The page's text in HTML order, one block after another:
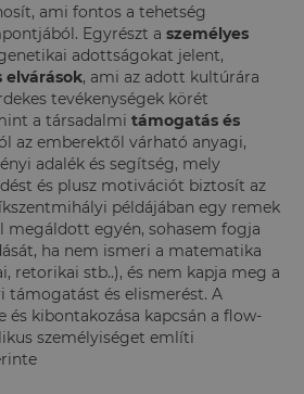
ami fontos a tehetség
Egyrészt a személyes
adottságokat jelent,
, ami az adott kultúrára
tevékenységek körét
a társadalmi támogatás és
az emberektől várható anyagi,
adalék és segítség, mely
és plusz motivációt biztosít az
példájában egy remek
megáldott egyén, sohasem fogja
ha nem ismeri a matematika
retorikai stb..), és nem kapja meg a
támogatást és elismerést. A
és kibontakozása kapcsán a flow-
személyiséget említi